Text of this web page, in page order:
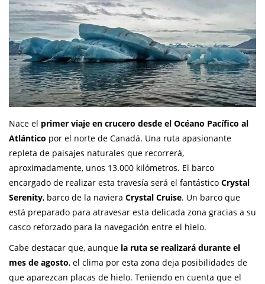
Nace el primer viaje en crucero desde el Océano Pacífico al
Atlántico por el norte de Canadá. Una ruta apasionante
repleta de paisajes naturales que recorrerá,
aproximadamente, unos 13.000 kilómetros. El barco
encargado de realizar esta travesía será el fantástico Crystal
Serenity, barco de la naviera Crystal Cruise. Un barco que
está preparado para atravesar esta delicada zona gracias a su
casco reforzado para la navegación entre el hielo.
Cabe destacar que, aunque la ruta se realizará durante el
mes de agosto, el clima por esta zona deja posibilidades de
que aparezcan placas de hielo. Teniendo en cuenta que el